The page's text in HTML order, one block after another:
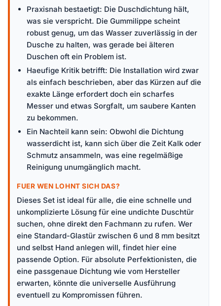
Praxisnah bestaetigt: Die Duschdichtung hält,
was sie verspricht. Die Gummilippe scheint
robust genug, um das Wasser zuverlässig in der
Dusche zu halten, was gerade bei älteren
Duschen oft ein Problem ist.
Haeufige Kritik betrifft: Die Installation wird zwar
als einfach beschrieben, aber das Kürzen auf die
exakte Länge erfordert doch ein scharfes
Messer und etwas Sorgfalt, um saubere Kanten
zu bekommen.
Ein Nachteil kann sein: Obwohl die Dichtung
wasserdicht ist, kann sich über die Zeit Kalk oder
Schmutz ansammeln, was eine regelmäßige
Reinigung unumgänglich macht.
FUER WEN LOHNT SICH DAS?
Dieses Set ist ideal für alle, die eine schnelle und
unkomplizierte Lösung für eine undichte Duschtür
suchen, ohne direkt den Fachmann zu rufen. Wer
eine Standard-Glastür zwischen 6 und 8 mm besitzt
und selbst Hand anlegen will, findet hier eine
passende Option. Für absolute Perfektionisten, die
eine passgenaue Dichtung wie vom Hersteller
erwarten, könnte die universelle Ausführung
eventuell zu Kompromissen führen.